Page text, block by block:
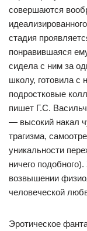
совершаются
стадия
понравившаяся
сидела с ним за
школу, готовила с
подростковые
пишет Г.С.
— высокий накал
трагизма,
уникальности
ничего
возвышении
человеческой
Эротическое